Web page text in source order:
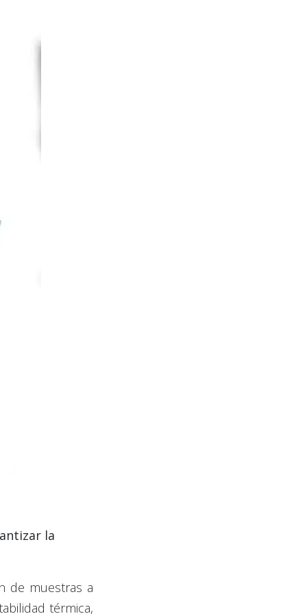
la
de muestras a
térmica,